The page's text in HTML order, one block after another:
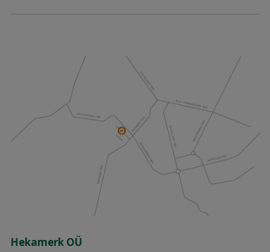
Hekamerk OÜ